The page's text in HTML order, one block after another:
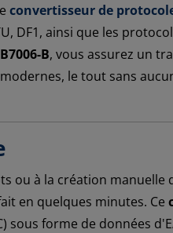
convertisseur de
DF1, ainsi que les
B, vous assurez un
le tout sans
ou à la création manuelle
en quelques minutes. Ce
forme de données